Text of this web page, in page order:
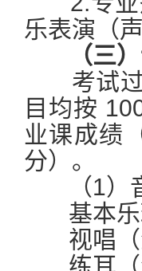
乐表演（
（三
考试过
目均按
业课成绩
分）。
（1）音
基本乐
视唱（